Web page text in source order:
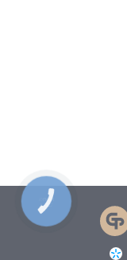
КНОПКА
СВЯЗИ